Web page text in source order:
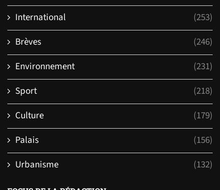
International
(253)
Brèves
(246)
Environnement
(231)
Sport
(218)
Culture
(179)
Palais
(156)
Urbanisme
(132)